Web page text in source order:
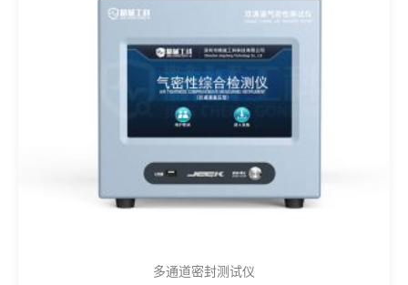
多通道密封测试仪